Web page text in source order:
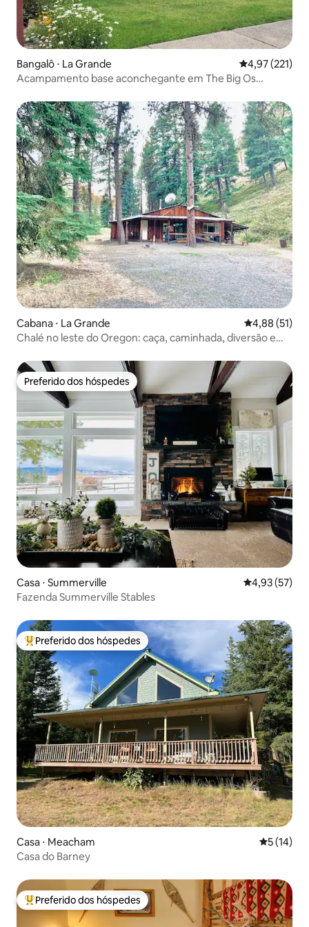
Bangalô ⋅ La Grande 4,97 de uma
4,97 (221)
Acampamento base aconchegante em The Big Os
famílias!
Cabana ⋅ La Grande 4,88 de uma
4,88 (51)
Chalé no leste do Oregon: caça, caminhada, diversão e
Preferido dos hóspedes
Preferido dos hóspedes
Casa ⋅ Summerville 4,93 de uma
4,93 (57)
Fazenda Summerville Stables
Entre os melhores preferidos dos hóspedes
Preferido dos hóspedes
Casa ⋅ Meacham 5 de uma
5 (14)
Casa do Barney
Entre os melhores preferidos dos hóspedes
Preferido dos hóspedes